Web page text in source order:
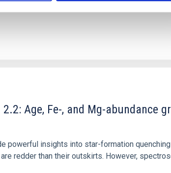
Age, Fe-, and Mg-abundance
insights into star-formation
redder than their outskirts. However,